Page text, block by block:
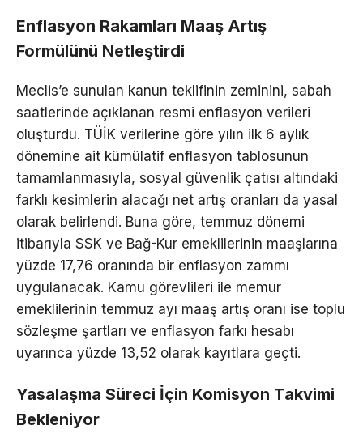
Enflasyon Rakamları Maaş Artış
Formülünü Netleştirdi
Meclis’e sunulan kanun teklifinin zeminini, sabah
saatlerinde açıklanan resmi enflasyon verileri
oluşturdu. TÜİK verilerine göre yılın ilk 6 aylık
dönemine ait kümülatif enflasyon tablosunun
tamamlanmasıyla, sosyal güvenlik çatısı altındaki
farklı kesimlerin alacağı net artış oranları da yasal
olarak belirlendi. Buna göre, temmuz dönemi
itibarıyla SSK ve Bağ-Kur emeklilerinin maaşlarına
yüzde 17,76 oranında bir enflasyon zammı
uygulanacak. Kamu görevlileri ile memur
emeklilerinin temmuz ayı maaş artış oranı ise toplu
sözleşme şartları ve enflasyon farkı hesabı
uyarınca yüzde 13,52 olarak kayıtlara geçti.
Yasalaşma Süreci İçin Komisyon Takvimi
Bekleniyor